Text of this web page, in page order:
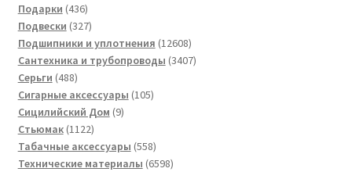
Подарки 436436
товаров
Подвески 327327
товаров
Подшипники и уплотнения 1260812608
товаров
Сантехника и трубопроводы 34073407
Серьги 488488
товаров
Сигарные аксессуары 105105
Сицилийский Дом 99
Стьюмак 11221122
товара
Табачные аксессуары 558558
товаров
Технические материалы 65986598